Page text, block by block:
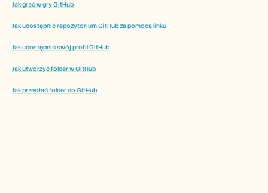
Jak grać w gry GitHub
Jak udostępnić repozytorium GitHub za pomocą linku
Jak udostępnić swój profil GitHub
Jak utworzyć folder w GitHub
Jak przesłać folder do GitHub